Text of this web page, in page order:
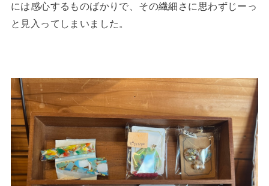
には感心するものばかりで、その繊細さに思わずじーっ
と見入ってしまいました。